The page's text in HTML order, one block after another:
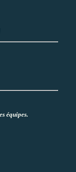
équipes.